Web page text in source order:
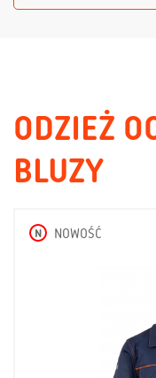
ODZIEŻ
BLUZY
N NOWOŚĆ